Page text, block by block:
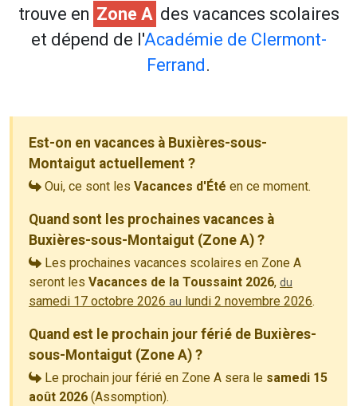
trouve en Zone A des vacances scolaires
et dépend de l'Académie de Clermont-
Ferrand.
Est-on en vacances à Buxières-sous-
Montaigut actuellement ?
Oui, ce sont les Vacances d'Été en ce moment.
Quand sont les prochaines vacances à
Buxières-sous-Montaigut (Zone A) ?
Les prochaines vacances scolaires en Zone A
seront les Vacances de la Toussaint 2026, du
samedi 17 octobre 2026 au lundi 2 novembre 2026.
Quand est le prochain jour férié de Buxières-
sous-Montaigut (Zone A) ?
Le prochain jour férié en Zone A sera le samedi 15
août 2026 (Assomption).